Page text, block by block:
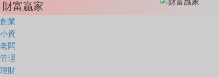
財富贏家
創業
小資
老闆
管理
理財